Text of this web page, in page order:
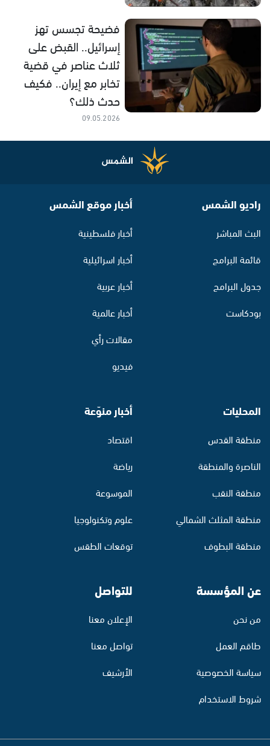
فضيحة تجسس تهز
إسرائيل.. القبض على
ثلاث عناصر في قضية
تخابر مع إيران.. فكيف
حدث ذلك؟
09.05.2026
راديو الشمس
البث المباشر
قائمة البرامج
جدول البرامج
بودكاست
أخبار موقع الشمس
أخبار فلسطينية
أخبار اسرائيلية
أخبار عربية
أخبار عالمية
مقالات رأي
فيديو
المحليات
منطقة القدس
الناصرة والمنطقة
منطقة النقب
منطقة المثلث الشمالي
منطقة البطوف
أخبار منوّعة
اقتصاد
رياضة
الموسوعة
علوم وتكنولوجيا
توقعات الطقس
عن المؤسسة
من نحن
طاقم العمل
سياسة الخصوصية
شروط الاستخدام
للتواصل
الإعلان معنا
تواصل معنا
الأرشيف